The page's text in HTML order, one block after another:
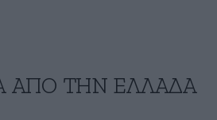
ΑΠΟ ΤΗΝ ΕΛΛΑΔΑ